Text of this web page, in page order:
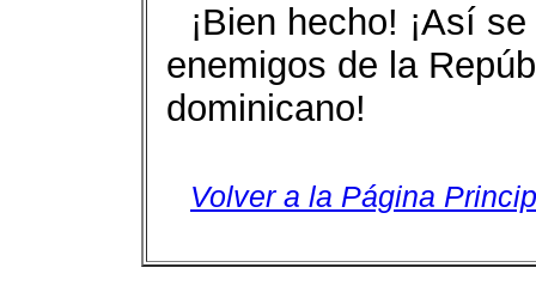
¡Bien hecho! ¡Así
enemigos de la
dominicano!
Volver a la Página